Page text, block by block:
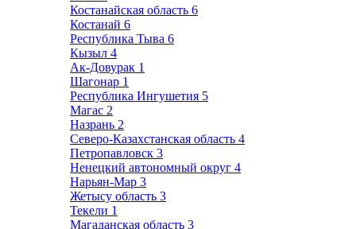
Костанайская область 6
Костанай 6
Республика Тыва 6
Кызыл 4
Ак-Довурак 1
Шагонар 1
Республика Ингушетия 5
Магас 2
Назрань 2
Северо-Казахстанская область 4
Петропавловск 3
Ненецкий автономный округ 4
Нарьян-Мар 3
Жетысу область 3
Текели 1
Магаданская область 3